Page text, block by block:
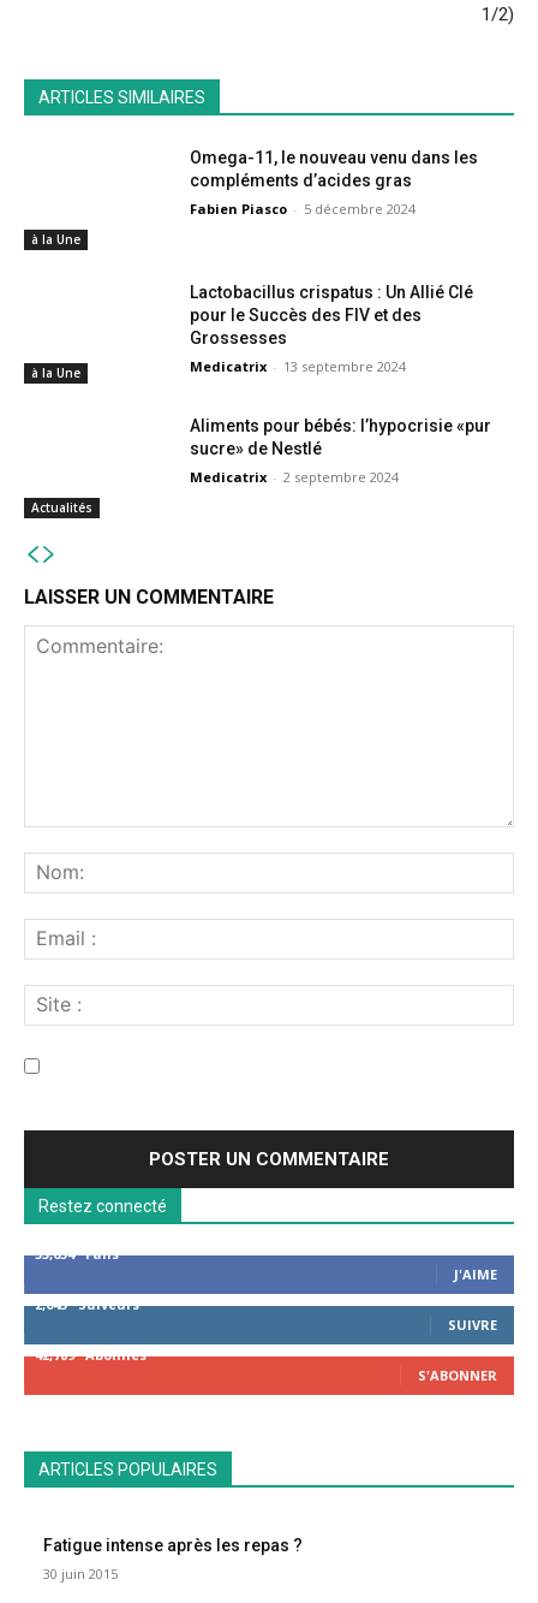
1/2)
ARTICLES SIMILAIRES
à la Une
Omega-11, le nouveau venu dans les
compléments d’acides gras
Fabien Piasco - 5 décembre 2024
à la Une
Lactobacillus crispatus : Un Allié Clé
pour le Succès des FIV et des
Grossesses
Medicatrix - 13 septembre 2024
Actualités
Aliments pour bébés: l’hypocrisie «pur
sucre» de Nestlé
Medicatrix - 2 septembre 2024
LAISSER UN COMMENTAIRE
Restez connecté
53,654
Fans
J'AIME
2,043 Suiveurs
SUIVRE
42,789 Abonnés
S'ABONNER
ARTICLES POPULAIRES
Fatigue intense après les repas ?
30 juin 2015